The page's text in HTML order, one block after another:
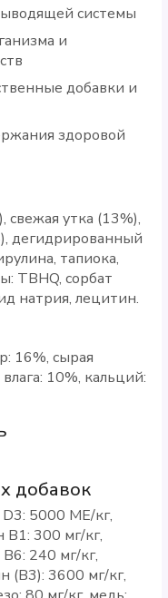
системы
и
добавки и
здоровой
утка (13%),
дегидрированный
тапиока,
TBHQ, сорбат
натрия, лецитин.
16%, сырая
10%, кальций:
добавок
5000 МЕ/кг,
300 мг/кг,
240 мг/кг,
(B3): 3600 мг/кг,